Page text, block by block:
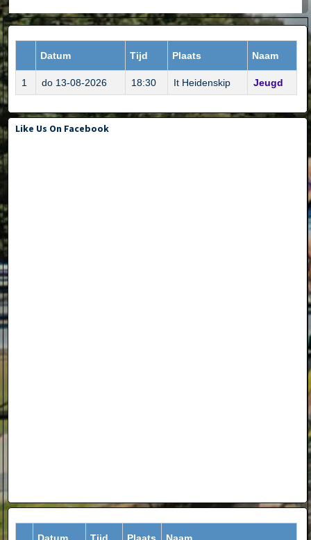
Datum Tijd Plaats Naam
1 do 13-08-2026 18:30 It Heidenskip Jeugd
Like Us On Facebook